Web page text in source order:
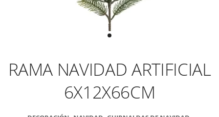
RAMA NAVIDAD ARTIFICIAL
6X12X66CM